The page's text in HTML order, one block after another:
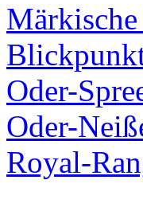
Oder-
Oder-
Royal-